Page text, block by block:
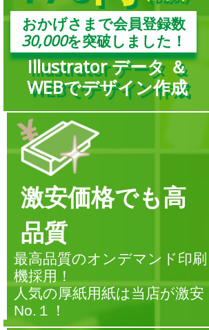
おかげさまで会員登録数
30,000を突破しました！
Illustrator データ ＆
WEBでデザイン作成
激安価格でも高
品質
最高品質のオンデマンド印刷
機採用！
人気の厚紙用紙は当店が激安
No.１！